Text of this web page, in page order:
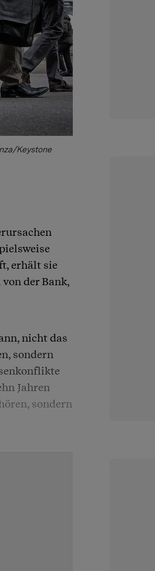
Keystone
erhält sie
der Bank,
nicht das
sondern
Jahren
sondern